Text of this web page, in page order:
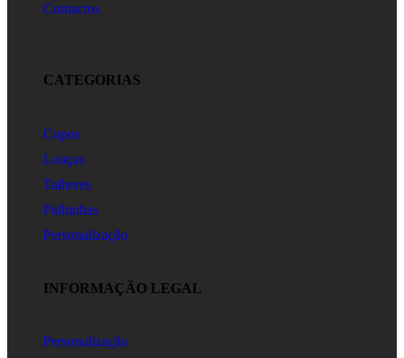
Contactos
CATEGORIAS
Copos
Louças
Talheres
Palhinhas
Personalização
INFORMAÇÃO LEGAL
Personalização